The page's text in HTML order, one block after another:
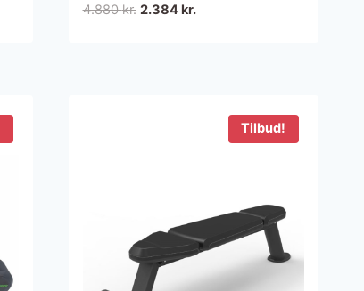
4.880kr. Den
2.384kr.Den
Tilbud!